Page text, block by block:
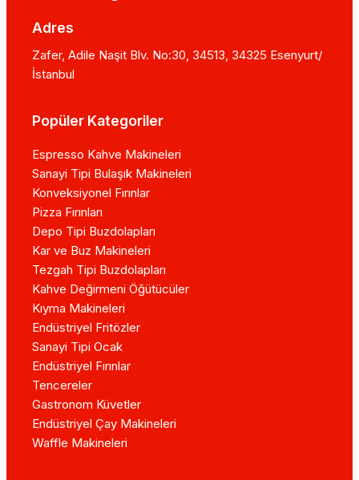
Adres
Zafer, Adile Naşit Blv. No:30, 34513, 34325 Esenyurt/
İstanbul
Popüler Kategoriler
Espresso Kahve Makineleri
Sanayi Tipi Bulaşık Makineleri
Konveksiyonel Fırınlar
Pizza Fırınları
Depo Tipi Buzdolapları
Kar ve Buz Makineleri
Tezgah Tipi Buzdolapları
Kahve Değirmeni Öğütücüler
Kıyma Makineleri
Endüstriyel Fritözler
Sanayi Tipi Ocak
Endüstriyel Fırınlar
Tencereler
Gastronom Küvetler
Endüstriyel Çay Makineleri
Waffle Makineleri